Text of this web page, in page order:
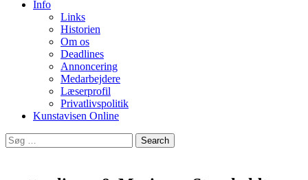
Info
Links
Historien
Om os
Deadlines
Annoncering
Medarbejdere
Læserprofil
Privatlivspolitik
Kunstavisen Online
Search
for: